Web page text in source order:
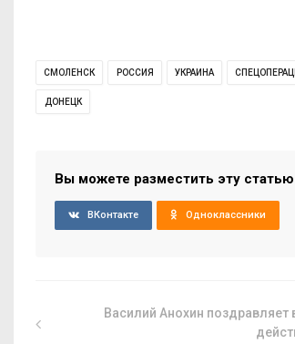
СМОЛЕНСК РОССИЯ УКРАИНА
ДОНЕЦК
Вы можете разместить эту
ВКонтакте Одноклассники
Василий Анохин поздравляет